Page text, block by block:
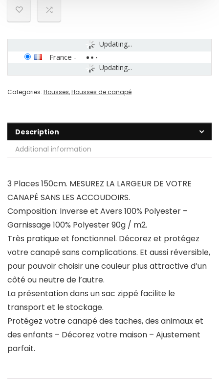
Updating...
Updating...
France -
Categories: Housses,Housses de canapé
Description
Additional information
3 Places 150cm. MESUREZ LA LARGEUR DE VOTRE
CANAPÉ SANS LES ACCOUDOIRS.
Composition: Inverse et Avers 100% Polyester –
Garnissage 100% Polyester 90g / m2.
Très pratique et fonctionnel. Décorez et protégez
votre canapé sans complications. Et aussi réversible,
pour pouvoir choisir une couleur plus attractive d’un
côté ou neutre de l’autre.
La présentation dans un sac zippé facilite le
transport et le stockage.
Protégez votre canapé des taches, des animaux et
des enfants – Décorez votre maison – Ajustement
parfait.